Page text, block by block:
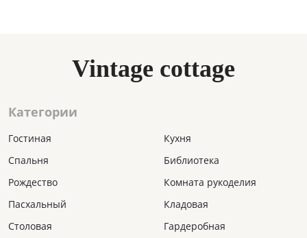
Vintage cottage
Категории
Гостиная
Спальня
Рождество
Пасхальный
Столовая
Кухня
Библиотека
Комната рукоделия
Кладовая
Гардеробная